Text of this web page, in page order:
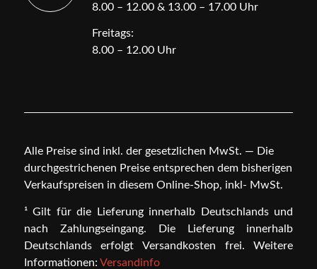
8.00 – 12.00 & 13.00 – 17.00 Uhr
Freitags:
8.00 – 12.00 Uhr
Alle Preise sind inkl. der gesetzlichen MwSt. — Die
durchgestrichenen Preise entsprechen dem bisherigen
Verkaufspreisen in diesem Online-Shop, inkl- MwSt.
¹ Gilt für die Lieferung innerhalb Deutschlands und
nach Zahlungseingang. Die Lieferung innerhalb
Deutschlands erfolgt Versandkosten frei. Weitere
Informationen: Versandinfo